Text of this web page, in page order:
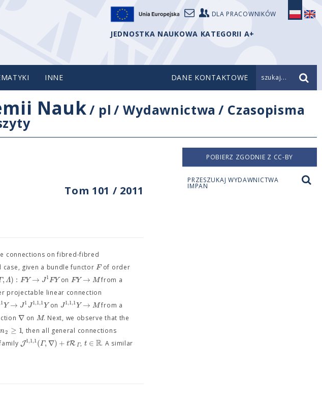
DLA PRACOWNIKÓW
JEDNOSTKA NAUKOWA KATEGORII A+
INNE DANE KONTAKTOWE szukaj...
Nauk/ pl /Wydawnictwa / Czasopisma
Tom 101 / 2011
connections on fibred-fibred
given a bundle functorFof order
,Λ) : FY → J1FYon FY → Mfrom a
projectable linear connection
1Y → J1J1,1,1Yon J1,1,1Y → Mfrom a
∇ on M. Next, we observe that the
n2 ≥ 1, then all general connections
J1,1,1(Γ,∇) + tRΓ, t ∈ R. A similar
POBIERZ ZGODNIE Z CC-BY
PRZESZUKAJ WYDAWNICTWA
IMPAN